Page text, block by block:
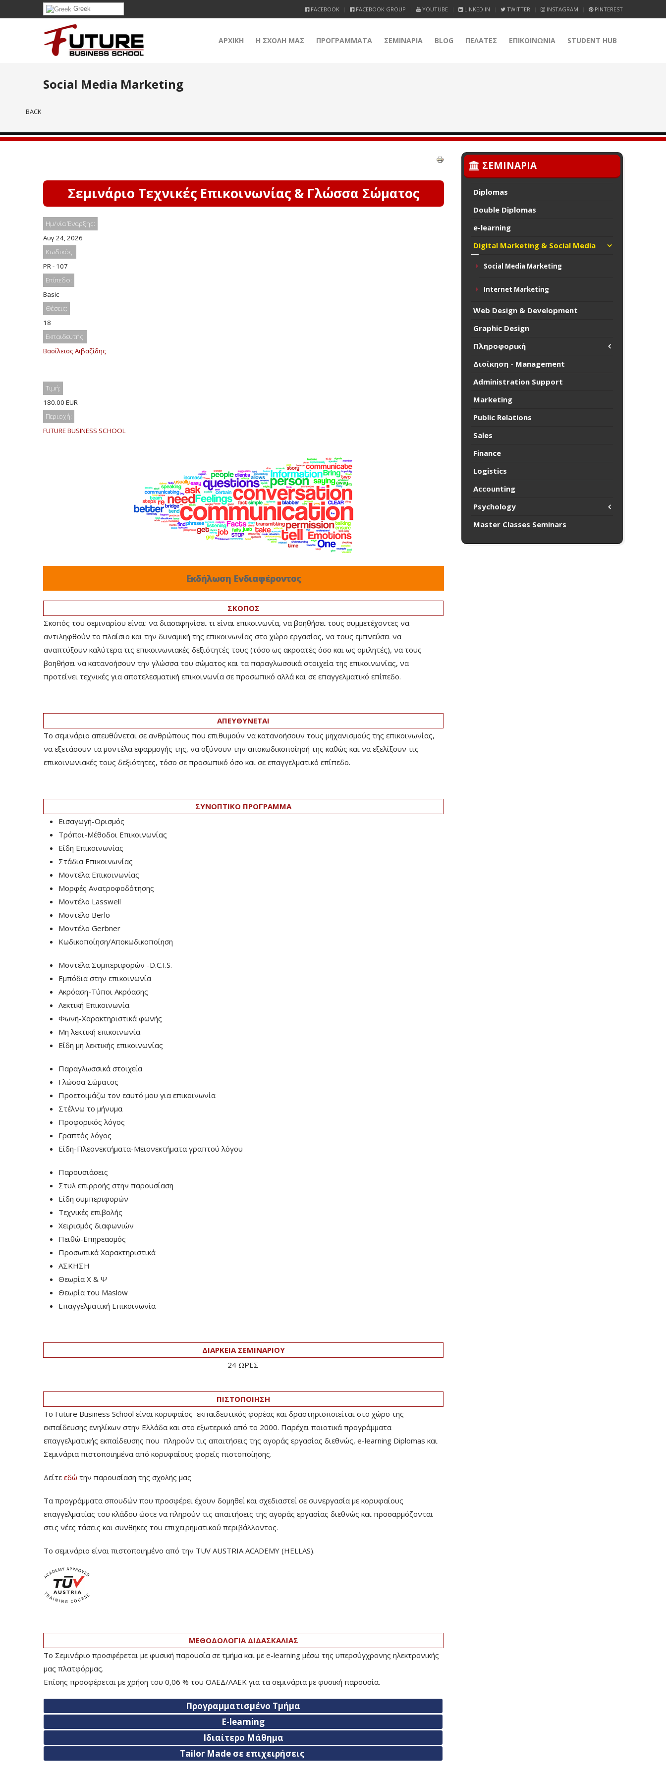
Greek FACEBOOK FACEBOOK GROUP YOUTUBE LINKED IN TWITTER INSTAGRAM PINTEREST
ΑΡΧΙΚΗ Η ΣΧΟΛΗ ΜΑΣ ΠΡΟΓΡΑΜΜΑΤΑ ΣΕΜΙΝΑΡΙΑ BLOG ΠΕΛΑΤΕΣ ΕΠΙΚΟΙΝΩΝΙΑ STUDENT HUB
Social Media Marketing
BACK
Σεμινάριο Τεχνικές Επικοινωνίας & Γλώσσα Σώματος
Ημ/νία Έναρξης:
Αυγ 24, 2026
Κωδικός:
PR - 107
Επίπεδο:
Basic
Θέσεις:
18
Εκπαιδευτής:
Βασίλειος Αιβαζίδης
Τιμή:
180.00 EUR
Περιοχή:
FUTURE BUSINESS SCHOOL
Εκδήλωση Ενδιαφέροντος
ΣΚΟΠΟΣ
Σκοπός του σεμιναρίου είναι: να διασαφηνίσει τι είναι επικοινωνία, να βοηθήσει τους συμμετέχοντες να
αντιληφθούν το πλαίσιο και την δυναμική της επικοινωνίας στο χώρο εργασίας, να τους εμπνεύσει να
αναπτύξουν καλύτερα τις επικοινωνιακές δεξιότητές τους (τόσο ως ακροατές όσο και ως ομιλητές), να τους
βοηθήσει να κατανοήσουν την γλώσσα του σώματος και τα παραγλωσσικά στοιχεία της επικοινωνίας, να
προτείνει τεχνικές για αποτελεσματική επικοινωνία σε προσωπικό αλλά και σε επαγγελματικό επίπεδο.
ΑΠΕΥΘΥΝΕΤΑΙ
Το σεμινάριο απευθύνεται σε ανθρώπους που επιθυμούν να κατανοήσουν τους μηχανισμούς της επικοινωνίας,
να εξετάσουν τα μοντέλα εφαρμογής της, να οξύνουν την αποκωδικοποίησή της καθώς και να εξελίξουν τις
επικοινωνιακές τους δεξιότητες, τόσο σε προσωπικό όσο και σε επαγγελματικό επίπεδο.
ΣΥΝΟΠΤΙΚΟ ΠΡΟΓΡΑΜΜΑ
Εισαγωγή-Ορισμός
Τρόποι-Μέθοδοι Επικοινωνίας
Είδη Επικοινωνίας
Στάδια Επικοινωνίας
Μοντέλα Επικοινωνίας
Μορφές Ανατροφοδότησης
Μοντέλο Lasswell
Μοντέλο Berlo
Μοντέλο Gerbner
Κωδικοποίηση/Αποκωδικοποίηση
Μοντέλα Συμπεριφορών -D.C.I.S.
Εμπόδια στην επικοινωνία
Ακρόαση-Τύποι Ακρόασης
Λεκτική Επικοινωνία
Φωνή-Χαρακτηριστικά φωνής
Μη λεκτική επικοινωνία
Είδη μη λεκτικής επικοινωνίας
Παραγλωσσικά στοιχεία
Γλώσσα Σώματος
Προετοιμάζω τον εαυτό μου για επικοινωνία
Στέλνω το μήνυμα
Προφορικός λόγος
Γραπτός λόγος
Είδη-Πλεονεκτήματα-Μειονεκτήματα γραπτού λόγου
Παρουσιάσεις
Στυλ επιρροής στην παρουσίαση
Είδη συμπεριφορών
Τεχνικές επιβολής
Χειρισμός διαφωνιών
Πειθώ-Επηρεασμός
Προσωπικά Χαρακτηριστικά
ΑΣΚΗΣΗ
Θεωρία Χ & Ψ
Θεωρία του Maslow
Επαγγελματική Επικοινωνία
ΔΙΑΡΚΕΙΑ ΣΕΜΙΝΑΡΙΟΥ
24 ΩΡΕΣ
ΠΙΣΤΟΠΟΙΗΣΗ
Το Future Business School είναι κορυφαίος εκπαιδευτικός φορέας και δραστηριοποιείται στο χώρο της
εκπαίδευσης ενηλίκων στην Ελλάδα και στο εξωτερικό από το 2000. Παρέχει ποιοτικά προγράμματα
επαγγελματικής εκπαίδευσης που πληρούν τις απαιτήσεις της αγοράς εργασίας διεθνώς, e-learning Diplomas και
Σεμινάρια πιστοποιημένα από κορυφαίους φορείς πιστοποίησης.
Δείτε εδώ την παρουσίαση της σχολής μας
Τα προγράμματα σπουδών που προσφέρει έχουν δομηθεί και σχεδιαστεί σε συνεργασία με κορυφαίους
επαγγελματίας του κλάδου ώστε να πληρούν τις απαιτήσεις της αγοράς εργασίας διεθνώς και προσαρμόζονται
στις νέες τάσεις και συνθήκες του επιχειρηματικού περιβάλλοντος.
Το σεμινάριο είναι πιστοποιημένο από την TUV AUSTRIA ACADEMY (HELLAS).
ΜΕΘΟΔΟΛΟΓΙΑ ΔΙΔΑΣΚΑΛΙΑΣ
Το Σεμινάριο προσφέρεται με φυσική παρουσία σε τμήμα και με e-learning μέσω της υπερσύγχρονης ηλεκτρονικής
μας πλατφόρμας.
Επίσης προσφέρεται με χρήση του 0,06 % του ΟΑΕΔ/ΛΑΕΚ για τα σεμινάρια με φυσική παρουσία.
Προγραμματισμένο Τμήμα
E-learning
Ιδιαίτερο Μάθημα
Tailor Made σε επιχειρήσεις
ΣΕΜΙΝΑΡΙΑ
Diplomas
Double Diplomas
e-learning
Digital Marketing & Social Media
Social Media Marketing
Internet Marketing
Web Design & Development
Graphic Design
Πληροφορική
Διοίκηση - Management
Administration Support
Marketing
Public Relations
Sales
Finance
Logistics
Accounting
Psychology
Master Classes Seminars